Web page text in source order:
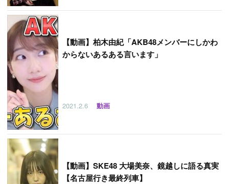
【動画】柏木由紀「AKB48メンバーにしかわ
からないあるある言います」
2021.2.6 動画
【動画】SKE48 大場美奈、鏡越しに語る真実
【名古屋行き最終列車】